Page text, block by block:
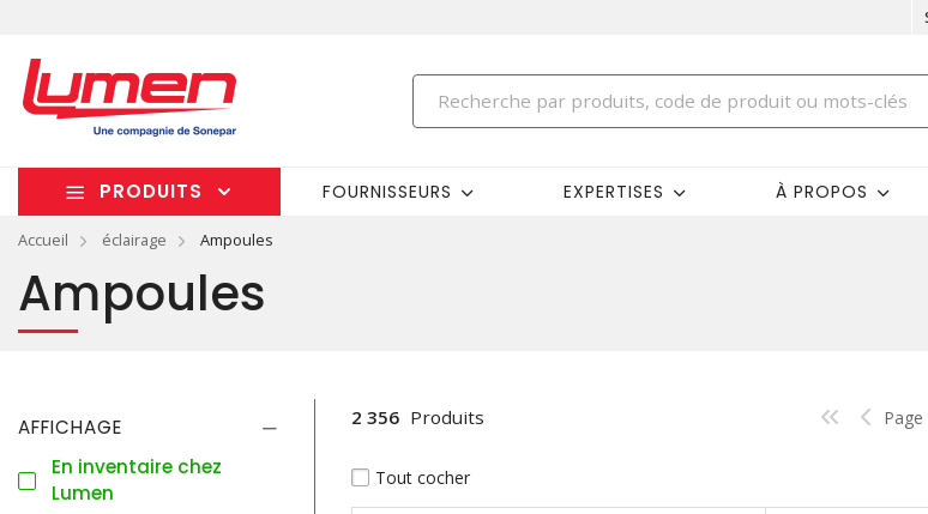
PRODUITS FOURNISSEURS EXPERTISES À PROPOS
Accueil éclairage Ampoules
Ampoules
AFFICHAGE
En inventaire chez
Lumen
2 356 Produits Page
Tout cocher